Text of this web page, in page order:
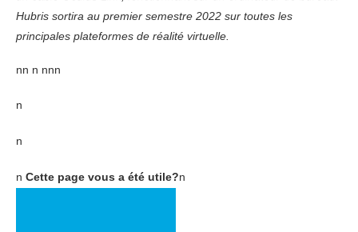
Hubris sortira au premier semestre 2022 sur toutes les
principales plateformes de réalité virtuelle.
nn n nnn
n
n
n Cette page vous a été utile?n